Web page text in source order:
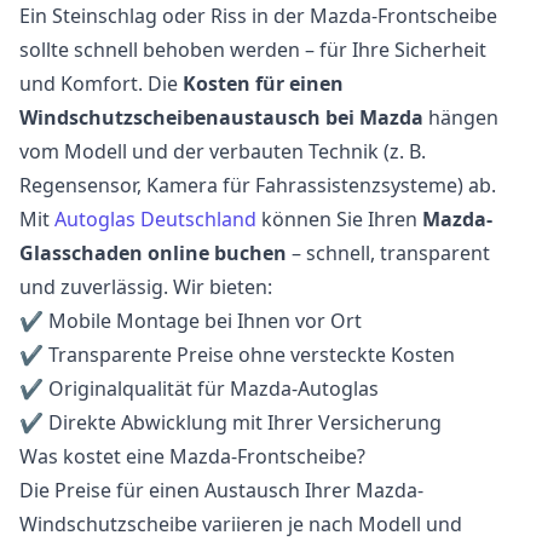
Ein Steinschlag oder Riss in der Mazda-Frontscheibe
sollte schnell behoben werden – für Ihre Sicherheit
und Komfort. Die Kosten für einen
Windschutzscheibenaustausch bei Mazda hängen
vom Modell und der verbauten Technik (z. B.
Regensensor, Kamera für Fahrassistenzsysteme) ab.
MitAutoglas Deutschland können Sie Ihren Mazda-
Glasschaden online buchen – schnell, transparent
und zuverlässig. Wir bieten:
✔ Mobile Montage bei Ihnen vor Ort
✔ Transparente Preise ohne versteckte Kosten
✔ Originalqualität für Mazda-Autoglas
✔ Direkte Abwicklung mit Ihrer Versicherung
Was kostet eine Mazda-Frontscheibe?
Die Preise für einen Austausch Ihrer Mazda-
Windschutzscheibe variieren je nach Modell und